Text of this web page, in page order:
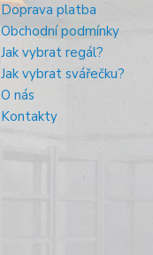
Doprava platba
Obchodní podmínky
Jak vybrat regál?
Jak vybrat svářečku?
O nás
Kontakty